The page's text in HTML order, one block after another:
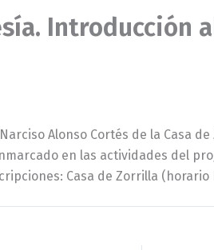
Introducción
Alonso Cortés de la Casa
en las actividades del
Casa de Zorrilla